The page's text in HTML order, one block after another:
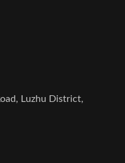
Luzhu District,